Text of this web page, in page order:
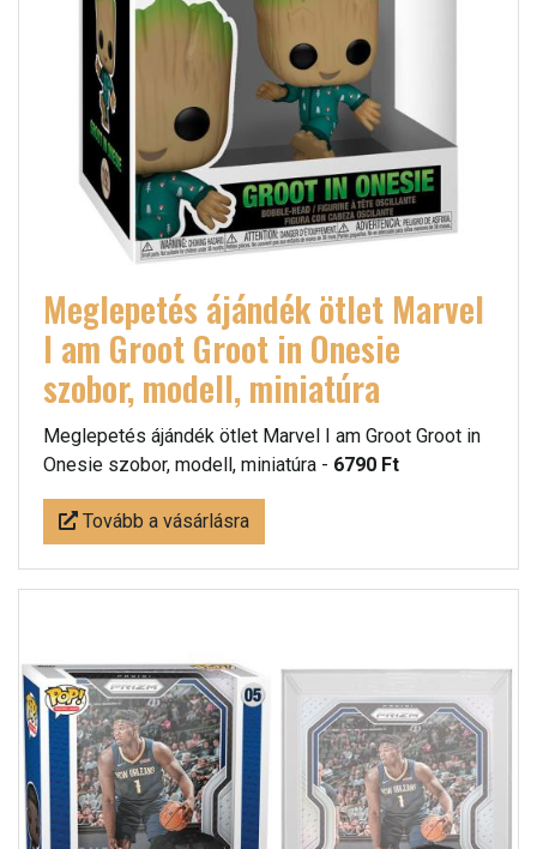
Meglepetés ájándék ötlet Marvel
I am Groot Groot in Onesie
szobor, modell, miniatúra
Meglepetés ájándék ötlet Marvel I am Groot Groot in
Onesie szobor, modell, miniatúra - 6790 Ft
Tovább a vásárlásra